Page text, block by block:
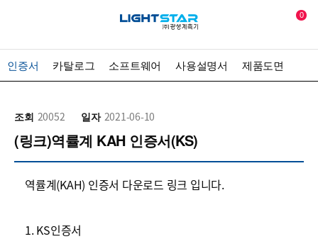
0
인증서 카탈로그 소프트웨어 사용설명서 제품도면
조회 20052 일자 2021-06-10
(링크)역률계 KAH 인증서(KS)
역률계(KAH) 인증서 다운로드 링크 입니다.
1.KS인증서